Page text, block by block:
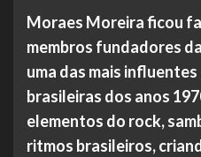
Moraes Moreira ficou
membros fundadores
uma das mais
brasileiras dos anos
elementos do rock,
ritmos brasileiros,